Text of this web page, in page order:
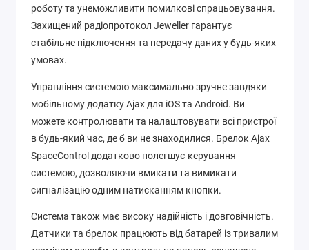
роботу та унеможливити помилкові спрацьовування.
Захищений радіопротокол Jeweller гарантує
стабільне підключення та передачу даних у будь-яких
умовах.
Управління системою максимально зручне завдяки
мобільному додатку Ajax для iOS та Android. Ви
можете контролювати та налаштовувати всі пристрої
в будь-який час, де б ви не знаходилися. Брелок Ajax
SpaceControl додатково полегшує керування
системою, дозволяючи вмикати та вимикати
сигналізацію одним натисканням кнопки.
Система також має високу надійність і довговічність.
Датчики та брелок працюють від батарей із тривалим